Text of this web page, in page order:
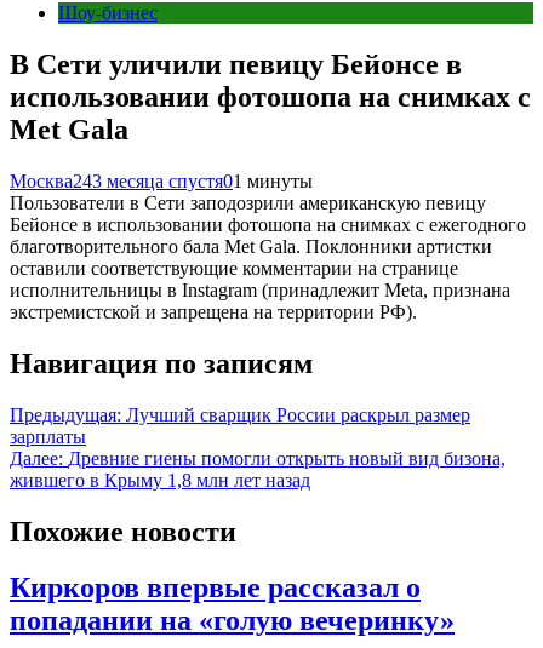
Шоу-бизнес
В Сети уличили певицу Бейонсе в
использовании фотошопа на снимках с
Met Gala
Москва243 месяца спустя01 минуты
Пользователи в Сети заподозрили американскую певицу
Бейонсе в использовании фотошопа на снимках с ежегодного
благотворительного бала Met Gala. Поклонники артистки
оставили соответствующие комментарии на странице
исполнительницы в Instagram (принадлежит Meta, признана
экстремистской и запрещена на территории РФ).
Навигация по записям
Предыдущая: Лучший сварщик России раскрыл размер
зарплаты
Далее: Древние гиены помогли открыть новый вид бизона,
жившего в Крыму 1,8 млн лет назад
Похожие новости
Киркоров впервые рассказал о
попадании на «голую вечеринку»